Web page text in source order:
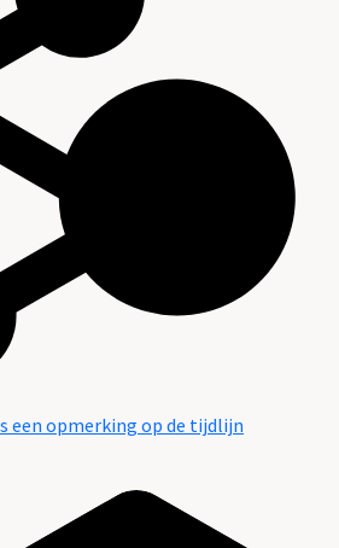
een opmerking op de tijdlijn